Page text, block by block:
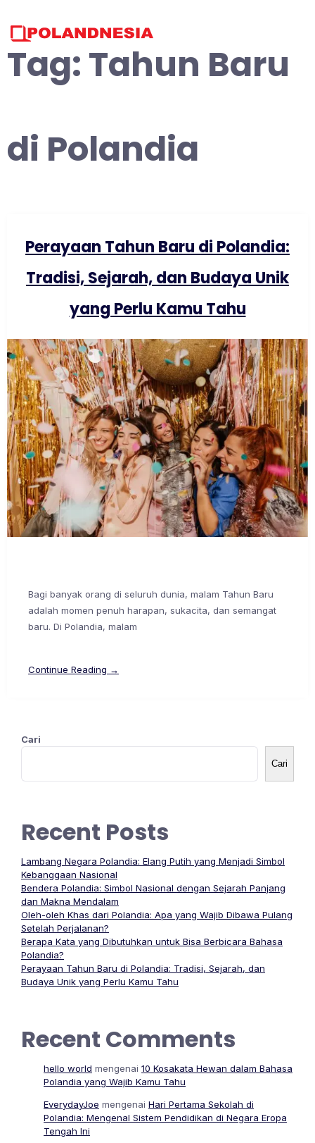
content
Tag:Tahun Baru
di Polandia
Perayaan Tahun Baru di Polandia:
Tradisi, Sejarah, dan Budaya Unik
yang Perlu Kamu Tahu
Bagi banyak orang di seluruh dunia, malam Tahun Baru
adalah momen penuh harapan, sukacita, dan semangat
baru. Di Polandia, malam
Continue Reading →
Cari
Cari
Recent Posts
Lambang Negara Polandia: Elang Putih yang Menjadi Simbol
Kebanggaan Nasional
Bendera Polandia: Simbol Nasional dengan Sejarah Panjang
dan Makna Mendalam
Oleh-oleh Khas dari Polandia: Apa yang Wajib Dibawa Pulang
Setelah Perjalanan?
Berapa Kata yang Dibutuhkan untuk Bisa Berbicara Bahasa
Polandia?
Perayaan Tahun Baru di Polandia: Tradisi, Sejarah, dan
Budaya Unik yang Perlu Kamu Tahu
Recent Comments
hello world mengenai 10 Kosakata Hewan dalam Bahasa
Polandia yang Wajib Kamu Tahu
EverydayJoe mengenai Hari Pertama Sekolah di
Polandia: Mengenal Sistem Pendidikan di Negara Eropa
Tengah Ini